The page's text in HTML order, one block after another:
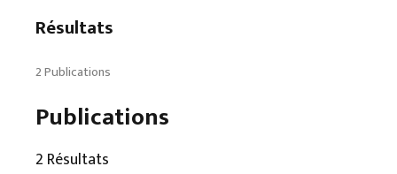
Résultats
2 Publications
Publications
2 Résultats